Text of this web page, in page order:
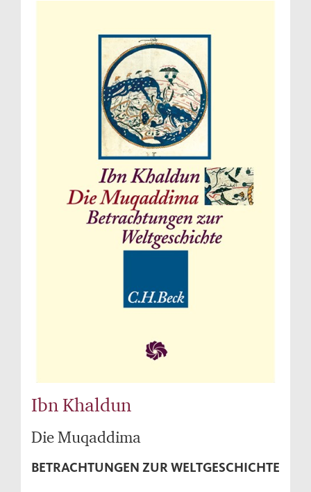
Ibn Khaldun
Die Muqaddima
BETRACHTUNGEN ZUR WELTGESCHICHTE